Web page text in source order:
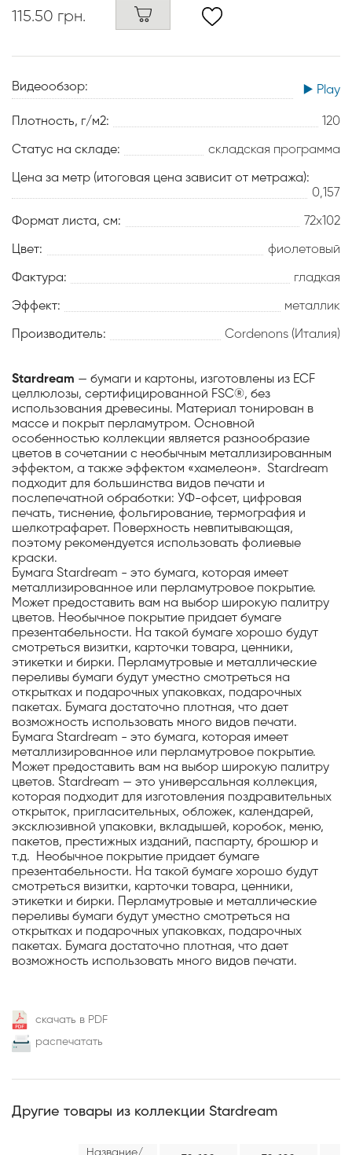
Видеообзор: ▶️ Play
Плотность, г/м2: 120
Статус на складе: складская программа
Цена за метр (итоговая цена зависит от метража):
0,157
Формат листа, см: 72х102
Цвет: фиолетовый
Фактура: гладкая
Эффект: металлик
Производитель: Cordenons (Италия)
Stardream — бумаги и картоны, изготовлены из ECF
целлюлозы, сертифицированной FSC®, без
использования древесины. Материал тонирован в
массе и покрыт перламутром. Основной
особенностью коллекции является разнообразие
цветов в сочетании с необычным металлизированным
эффектом, а также эффектом «хамелеон». Stardream
подходит для большинства видов печати и
послепечатной обработки: УФ-офсет, цифровая
печать, тиснение, фольгирование, термография и
шелкотрафарет. Поверхность невпитывающая,
поэтому рекомендуется использовать фолиевые
краски.
Бумага Stardream - это бумага, которая имеет
металлизированное или перламутровое покрытие.
Может предоставить вам на выбор широкую палитру
цветов. Необычное покрытие придает бумаге
презентабельности. На такой бумаге хорошо будут
смотреться визитки, карточки товара, ценники,
этикетки и бирки. Перламутровые и металлические
переливы бумаги будут уместно смотреться на
открытках и подарочных упаковках, подарочных
пакетах. Бумага достаточно плотная, что дает
возможность использовать много видов печати.
Бумага Stardream - это бумага, которая имеет
металлизированное или перламутровое покрытие.
Может предоставить вам на выбор широкую палитру
цветов. Stardream — это универсальная коллекция,
которая подходит для изготовления поздравительных
открыток, пригласительных, обложек, календарей,
эксклюзивной упаковки, вкладышей, коробок, меню,
пакетов, престижных изданий, паспарту, брошюр и
т.д. Необычное покрытие придает бумаге
презентабельности. На такой бумаге хорошо будут
смотреться визитки, карточки товара, ценники,
этикетки и бирки. Перламутровые и металлические
переливы бумаги будут уместно смотреться на
открытках и подарочных упаковках, подарочных
пакетах. Бумага достаточно плотная, что дает
возможность использовать много видов печати.
скачать в PDF
распечатать
115.50 грн.
Другие товары из коллекции Stardream
Название/